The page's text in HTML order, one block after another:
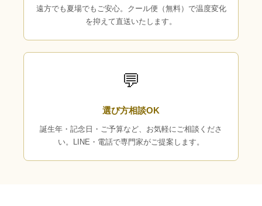
遠方でも夏場でもご安心。クール便（無料）で温度変化
を抑えて直送いたします。
💬
選び方相談OK
誕生年・記念日・ご予算など、お気軽にご相談くださ
い。LINE・電話で専門家がご提案します。